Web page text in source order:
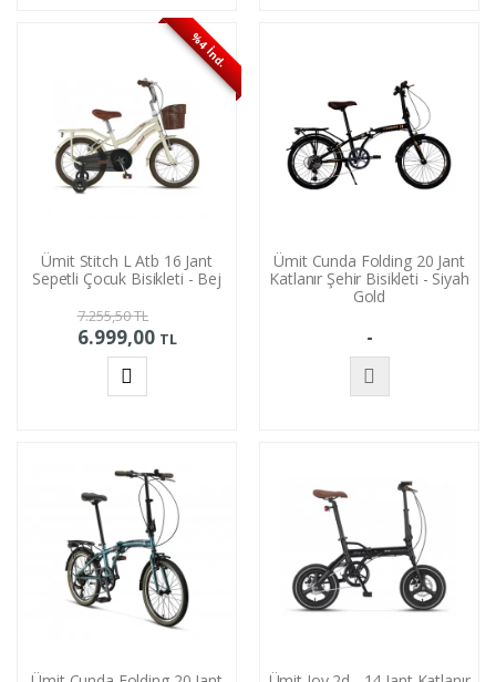
%4 İnd.
Ümit Stitch L Atb 16 Jant
Sepetli Çocuk Bisikleti - Bej
7.255,50TL
6.999,00 TL
Ümit Cunda Folding 20 Jant
Katlanır Şehir Bisikleti - Siyah
Gold
-